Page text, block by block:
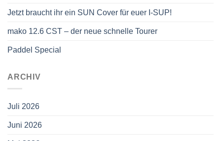
Jetzt braucht ihr ein SUN Cover für euer I-SUP!
mako 12.6 CST – der neue schnelle Tourer
Paddel Special
ARCHIV
Juli 2026
Juni 2026